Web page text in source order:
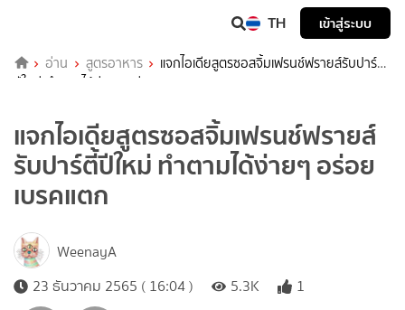
TH เข้าสู่ระบบ
อ่าน สูตรอาหาร
แจกไอเดียสูตรซอสจิ้มเฟรนช์ฟรายส์รับปาร์ตี้
ปีใหม่ ทำตามได้ง่ายๆ อร่อยเบรคแตก
แจกไอเดียสูตรซอสจิ้มเฟรนช์ฟรายส์
รับปาร์ตี้ปีใหม่ ทำตามได้ง่ายๆ อร่อย
เบรคแตก
WeenayA
23 ธันวาคม 2565 ( 16:04 )
5.3K 1